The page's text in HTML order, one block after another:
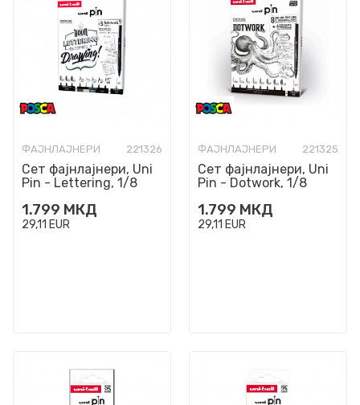
ФАЈНЛАЈНЕРИ 221326
Сет фајнлајнери, Uni
Pin - Lettering, 1/8
1.799 МКД
29,11 EUR
ФАЈНЛАЈНЕРИ 221325
Сет фајнлајнери, Uni
Pin - Dotwork, 1/8
1.799 МКД
29,11 EUR